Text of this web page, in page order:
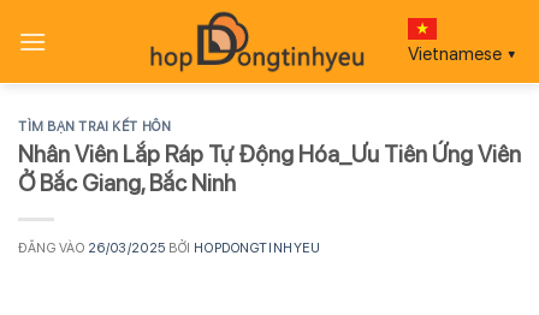
qua
Vietnamese ▼
TÌM BẠN TRAI KẾT HÔN
Nhân Viên Lắp Ráp Tự Động Hóa_Ưu Tiên Ứng Viên
Ở Bắc Giang, Bắc Ninh
ĐĂNG VÀO 26/03/2025 BỞI HOPDONGTINHYEU